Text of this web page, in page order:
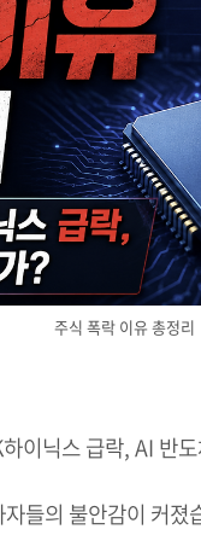
주식 폭락 이유 총정리
이닉스 급락, AI 반
들의 불안감이 커